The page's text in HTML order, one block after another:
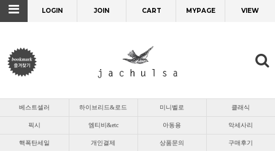
LOGIN JOIN CART MYPAGE VIEW
베스트셀러 하이브리드&로드 미니벨로 클래식
픽시 엠티비&etc 아동용 악세사리
핵폭탄세일 개인결제 상품문의 구매후기